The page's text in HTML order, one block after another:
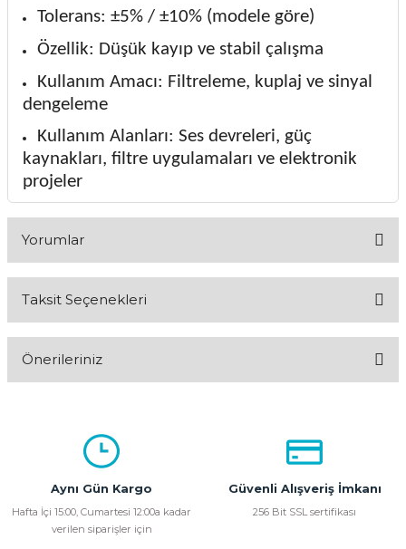
Tolerans: ±5% / ±10% (modele göre)
Özellik: Düşük kayıp ve stabil çalışma
Kullanım Amacı: Filtreleme, kuplaj ve sinyal
dengeleme
Kullanım Alanları: Ses devreleri, güç
kaynakları, filtre uygulamaları ve elektronik
projeler
Yorumlar
Taksit Seçenekleri
Önerileriniz
kullanarak tarafımıza iletebilirsiniz.
Görüş ve önerileriniz için teşekkür ederiz.
Ürün açıklamasında eksik bilgiler bulunuyor.
Aynı Gün Kargo
Hafta İçi 15:00, Cumartesi 12:00a kadar
verilen siparişler için
Güvenli Alışveriş İmkanı
256 Bit SSL sertifikası